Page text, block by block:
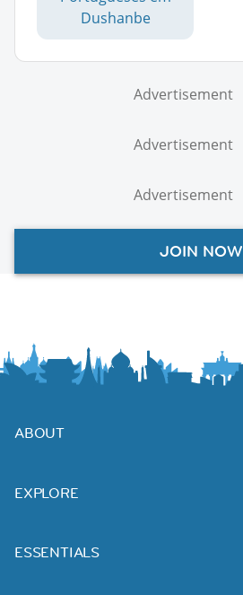
Dushanbe
Advertisement
Advertisement
Advertisement
JOIN NOW
ABOUT
EXPLORE
ESSENTIALS